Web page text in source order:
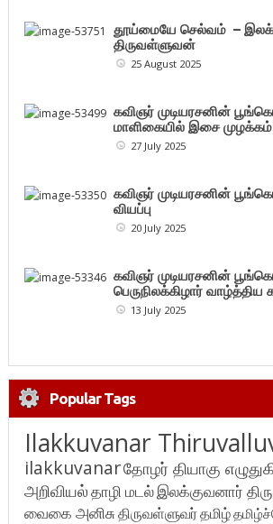
தூய்மையே செல்வம் –
திருவள்ளுவன்
25 August 2025
கவிஞர் முடியரசனின்
மாளிகையில் இசை முழக்கம்
27 July 2025
கவிஞர் முடியரசனின்
வியப்பு
20 July 2025
கவிஞர் முடியரசனின்
பெருநிலக்கிழார் வாழ்த்திய
13 July 2025
Popular Tags
Ilakkuvanar
ilakkuvanarதோழர் தியாகு
அறிவியல்தாழி மடல்இலக்குவனார்
வைகை அனிசுதிருவள்ளுவர்தமிழ்